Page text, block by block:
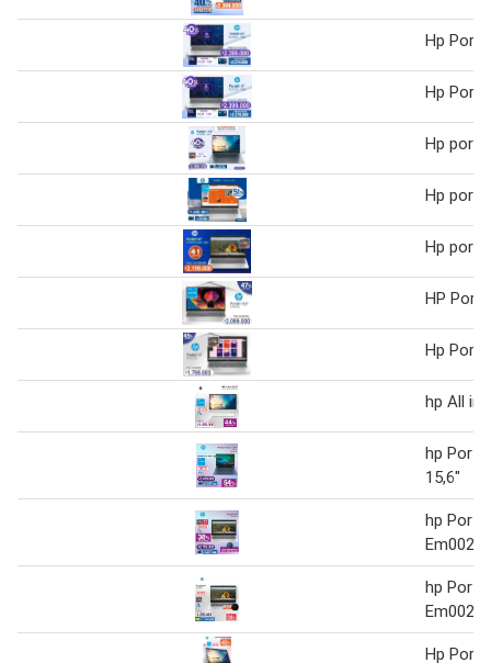
Hp
Hp
Hp
Hp
Hp
HP
Hp
hp All in
hp
15,6"
hp
hp
Hp